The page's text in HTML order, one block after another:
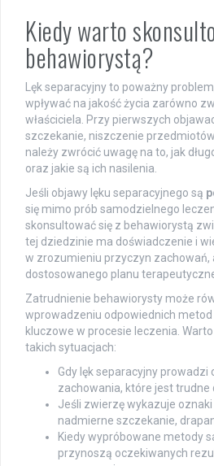
Kiedy warto
behawiorystą?
Lęk separacyjny to poważny
wpływać na jakość życia zarówno
właściciela. Przy pierwszych
szczekanie, niszczenie
należy zwrócić uwagę na to, jak
oraz jakie są ich nasilenia.
Jeśli objawy lęku separacyjnego są
się mimo prób samodzielnego
skonsultować się z behawiorystą
tej dziedzinie ma doświadczenie i
w zrozumieniu przyczyn zachowań,
dostosowanego planu
Zatrudnienie behawiorysty może
wprowadzeniu odpowiednich
kluczowe w procesie leczenia.
takich sytuacjach:
Gdy lęk separacyjny prowadzi
zachowania, które jest trudne
Jeśli zwierzę wykazuje
nadmierne szczekanie,
Kiedy wypróbowane metody
przynoszą oczekiwanych